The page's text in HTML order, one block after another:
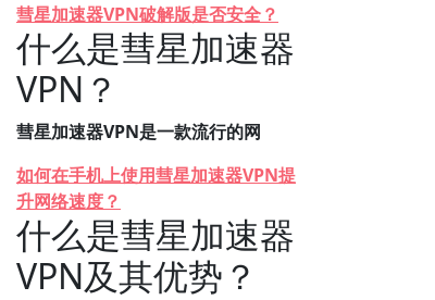
彗星加速器VPN破解版是否安全？
什么是彗星加速器
VPN？
彗星加速器VPN是一款流行的网
如何在手机上使用彗星加速器VPN提
升网络速度？
什么是彗星加速器
VPN及其优势？